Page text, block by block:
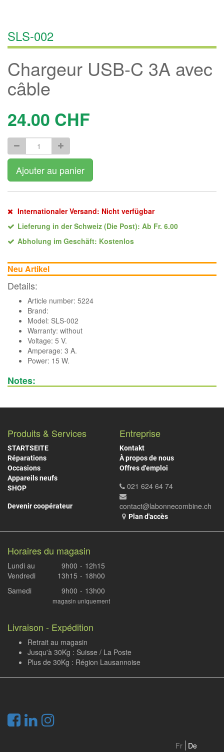
SLS-002
Chargeur USB-C 3A avec
câble
24.00 CHF
Ajouter au panier
Internationaler Versand: Nicht verfügbar
Lieferung in der Schweiz (Die Post): Ab Fr. 6.00
Abholung im Geschäft: Kostenlos
Neu Artikel
Details:
Article number: 5224
Brand:
Model: SLS-002
Warranty: without
Voltage: 5 V.
Amperage: 3 A.
Power: 15 W.
Notes:
Produits & Services
STARTSEITE
Réparations
Occasions
Appareils neufs
SHOP
Devenir coopérateur
Entreprise
Kontakt
À propos de nous
Offres d'emploi
021 624 64 74
contact@labonnecombine.ch
Plan d'accès
Horaires du magasin
Lundi au
Vendredi
9h00
13h15
-
-
12h15
18h00
Samedi
9h00 - 13h00
magasin uniquement
Livraison - Expédition
Retrait au magasin
Jusqu'à 30Kg : Suisse / La Poste
Plus de 30Kg : Région Lausannoise
Fr De